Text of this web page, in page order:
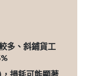
多、斜鋪貨工
損耗可能顯著